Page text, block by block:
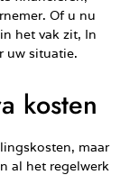
Of u nu
het vak zit, In
uw situatie.
kosten
maar
al het regelwerk